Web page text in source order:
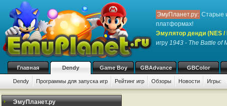
ЭмуПланет.ру: Старые
платформах!
Эмулятор денди (NES /
игру 1943 - The Battle of
Главная Dendy Game Boy GBAdvance GBColor
Dendy Программы для запуска игр Рейтинг игр Обзоры Новости Игры:
ЭмуПланет.ру